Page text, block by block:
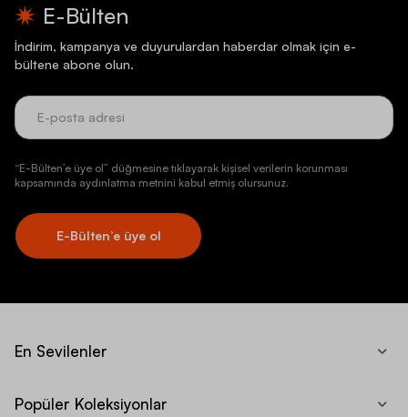
E-Bülten
İndirim, kampanya ve duyurulardan haberdar olmak için e-
bültene abone olun.
“E-Bülten’e üye ol” düğmesine tıklayarak kişisel verilerin korunması
kapsamında aydınlatma metnini kabul etmiş olursunuz.
E-Bülten’e üye ol
En Sevilenler
Popüler Koleksiyonlar